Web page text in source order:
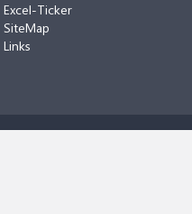
Excel-Ticker
SiteMap
Links